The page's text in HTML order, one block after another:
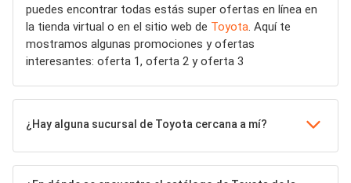
puedes encontrar todas estás super ofertas en línea en
la tienda virtual o en el sitio web de Toyota. Aquí te
mostramos algunas promociones y ofertas
interesantes: oferta 1, oferta 2 y oferta 3
¿Hay alguna sucursal de Toyota cercana a mí?